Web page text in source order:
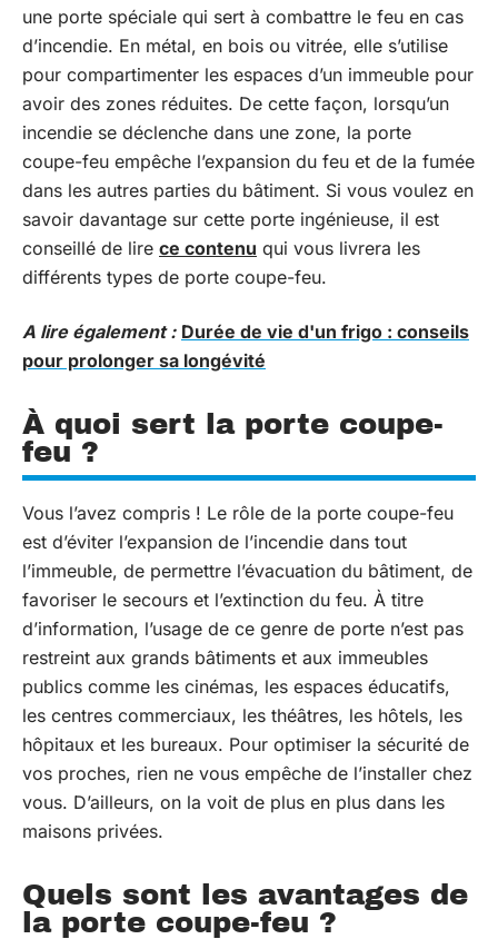
une porte spéciale qui sert à combattre le feu en cas
d’incendie. En métal, en bois ou vitrée, elle s’utilise
pour compartimenter les espaces d’un immeuble pour
avoir des zones réduites. De cette façon, lorsqu’un
incendie se déclenche dans une zone, la porte
coupe-feu empêche l’expansion du feu et de la fumée
dans les autres parties du bâtiment. Si vous voulez en
savoir davantage sur cette porte ingénieuse, il est
conseillé de lire ce contenu qui vous livrera les
différents types de porte coupe-feu.
A lire également : Durée de vie d'un frigo : conseils
pour prolonger sa longévité
À quoi sert la porte coupe-
feu ?
Vous l’avez compris ! Le rôle de la porte coupe-feu
est d’éviter l’expansion de l’incendie dans tout
l’immeuble, de permettre l’évacuation du bâtiment, de
favoriser le secours et l’extinction du feu. À titre
d’information, l’usage de ce genre de porte n’est pas
restreint aux grands bâtiments et aux immeubles
publics comme les cinémas, les espaces éducatifs,
les centres commerciaux, les théâtres, les hôtels, les
hôpitaux et les bureaux. Pour optimiser la sécurité de
vos proches, rien ne vous empêche de l’installer chez
vous. D’ailleurs, on la voit de plus en plus dans les
maisons privées.
Quels sont les avantages de
la porte coupe-feu ?